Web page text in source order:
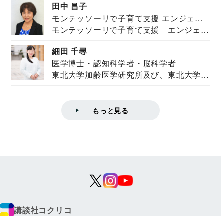
田中 昌子
モンテッソーリで子育て支援 エンジェル
ズハウス研究所所長
モンテッソーリで子育て支援 エンジェル
細田 千尋
医学博士・認知科学者・脳科学者
東北大学加齢医学研究所及び、東北大学大
もっと見る
講談社コクリコ